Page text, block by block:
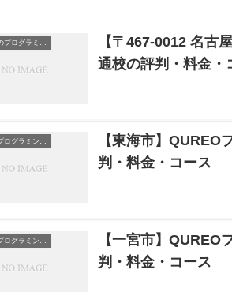
【〒467-0012 名古
通校の評判・料金・
子供向けプログラミングスクール
【東海市】QUREO
判・料金・コース
【一宮市】QUREO
判・料金・コース